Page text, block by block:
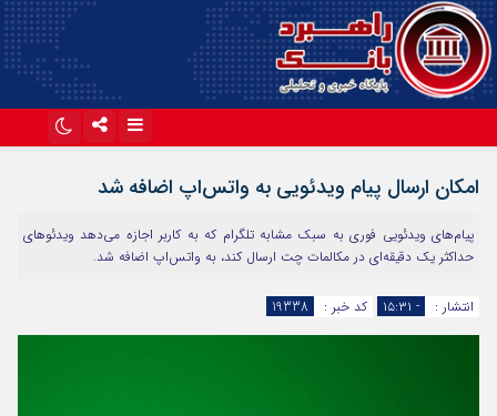
امکان ارسال پیام ویدئویی به واتس‌اپ اضافه شد
پیام‌های ویدئویی فوری به سبک مشابه تلگرام که به کاربر اجازه می‌دهد ویدئوهای
حداکثر یک دقیقه‌ای در مکالمات چت ارسال کند، به واتس‌اپ اضافه شد.
انتشار : - ۱۵:۳۱ کد خبر : 19338